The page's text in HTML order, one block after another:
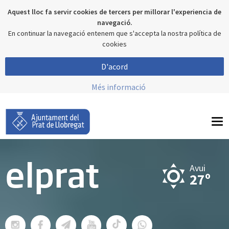
Aquest lloc fa servir cookies de tercers per millorar l'experiencia de
navegació.
En continuar la navegació entenem que s'accepta la nostra política de
cookies
D'acord
Més informació
elprat Avui
27º